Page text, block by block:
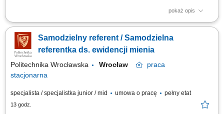
pokaż opis
Nadzorowanie prawidłowego obiegu dokumentacji kadrowej oraz
prowadzenie akt osobowych personelu; Ewidencjonowanie czasu pracy,
rozliczanie absencji chorobowych, urlopów oraz godzin nadliczbowych;
Ścisłe współdziałanie z działem księgowości podczas przygotowywania i
wyliczania list płac;...
Samodzielny referent / Samodzielna
referentka ds. ewidencji mienia
Politechnika Wrocławska Wrocław
praca
stacjonarna
specjalista / specjalistka junior / mid umowa o pracę pełny etat
13 godz.